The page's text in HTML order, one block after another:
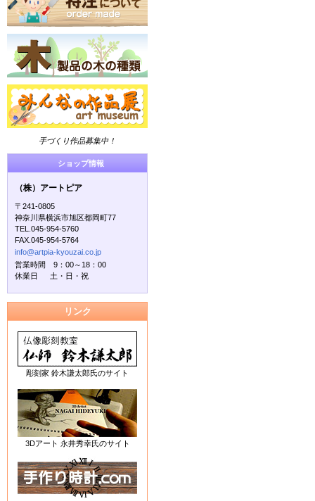
手づくり作品募集中！
ショップ情報
（株）アートピア
〒241-0805
神奈川県横浜市旭区都岡町77
TEL.045-954-5760
FAX.045-954-5764
info@artpia-kyouzai.co.jp
営業時間 9：00～18：00
休業日 土・日・祝
リンク
彫刻家 鈴木謙太郎氏のサイト
3Dアート 永井秀幸氏のサイト